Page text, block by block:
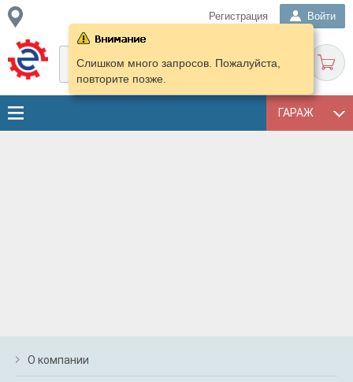
Регистрация Войти
ГАРАЖ
Слишком много запросов. Пожалуйста,
повторите позже.
О компании